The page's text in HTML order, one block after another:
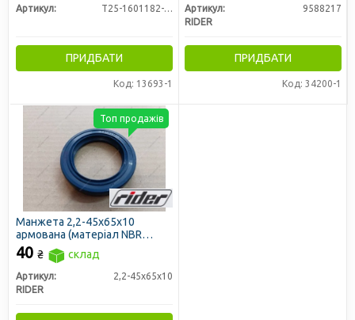
Артикул: Т25-1601182-В1
ПРИДБАТИ
Код: 13693-1
Артикул:
9588217
RIDER
ПРИДБАТИ
Код: 34200-1
Манжета 2,2-45х65х10
армована (матеріал NBR
синій) (RIDER)
40 ₴ склад
Артикул:
2,2-45х65х10
RIDER
Топ продажів